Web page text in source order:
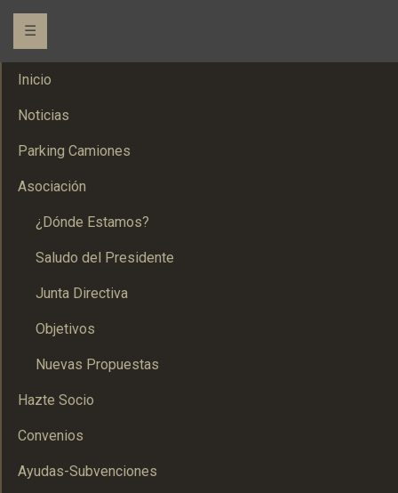
☰
Inicio
Noticias
Parking Camiones
Asociación
¿Dónde Estamos?
Saludo del Presidente
Junta Directiva
Objetivos
Nuevas Propuestas
Hazte Socio
Convenios
Ayudas-Subvenciones